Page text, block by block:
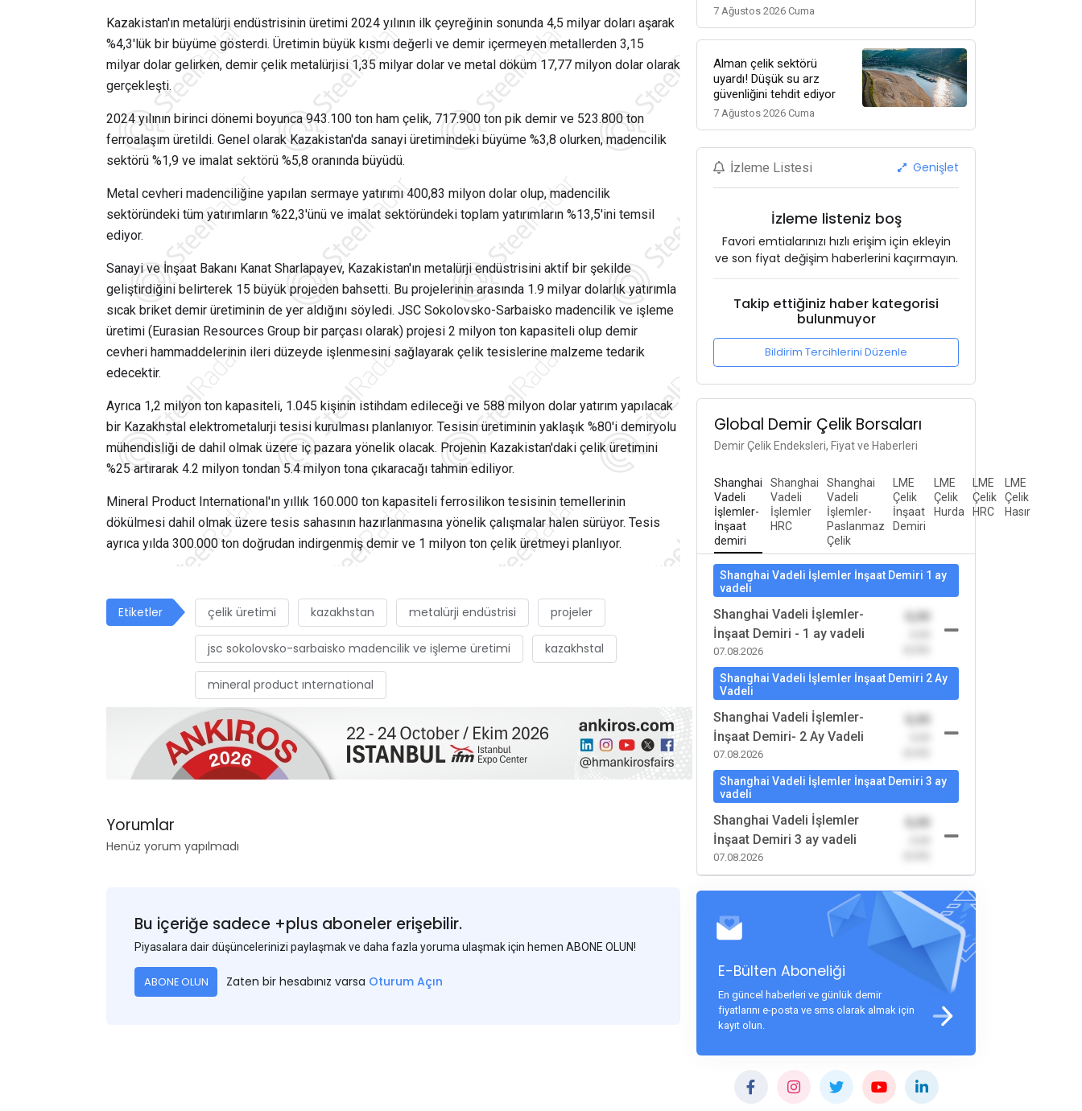
Kazakistan'ın metalürji endüstrisinin üretimi 2024 yılının ilk çeyreğinin sonunda 4,5 milyar doları aşarak
%4,3'lük bir büyüme gösterdi. Üretimin büyük kısmı değerli ve demir içermeyen metallerden 3,15
milyar dolar gelirken, demir çelik metalürjisi 1,35 milyar dolar ve metal döküm 17,77 milyon dolar olarak
gerçekleşti.
2024 yılının birinci dönemi boyunca 943.100 ton ham çelik, 717.900 ton pik demir ve 523.800 ton
ferroalaşım üretildi. Genel olarak Kazakistan'da sanayi üretimindeki büyüme %3,8 olurken, madencilik
sektörü %1,9 ve imalat sektörü %5,8 oranında büyüdü.
Metal cevheri madenciliğine yapılan sermaye yatırımı 400,83 milyon dolar olup, madencilik
sektöründeki tüm yatırımların %22,3'ünü ve imalat sektöründeki toplam yatırımların %13,5'ini temsil
ediyor.
Sanayi ve İnşaat Bakanı Kanat Sharlapayev, Kazakistan'ın metalürji endüstrisini aktif bir şekilde
geliştirdiğini belirterek 15 büyük projeden bahsetti. Bu projelerinin arasında 1.9 milyar dolarlık yatırımla
sıcak briket demir üretiminin de yer aldığını söyledi. JSC Sokolovsko-Sarbaisko madencilik ve işleme
üretimi (Eurasian Resources Group bir parçası olarak) projesi 2 milyon ton kapasiteli olup demir
cevheri hammaddelerinin ileri düzeyde işlenmesini sağlayarak çelik tesislerine malzeme tedarik
edecektir.
Ayrıca 1,2 milyon ton kapasiteli, 1.045 kişinin istihdam edileceği ve 588 milyon dolar yatırım yapılacak
bir Kazakhstal elektrometalurji tesisi kurulması planlanıyor. Tesisin üretiminin yaklaşık %80'i demiryolu
mühendisliği de dahil olmak üzere iç pazara yönelik olacak. Projenin Kazakistan'daki çelik üretimini
%25 artırarak 4.2 milyon tondan 5.4 milyon tona çıkaracağı tahmin ediliyor.
Mineral Product International'ın yıllık 160.000 ton kapasiteli ferrosilikon tesisinin temellerinin
dökülmesi dahil olmak üzere tesis sahasının hazırlanmasına yönelik çalışmalar halen sürüyor. Tesis
ayrıca yılda 300.000 ton doğrudan indirgenmiş demir ve 1 milyon ton çelik üretmeyi planlıyor.
Etiketler çelik üretimi kazakhstan metalürji endüstrisi projeler
jsc sokolovsko-sarbaisko madencilik ve işleme üretimi kazakhstal
mineral product ınternational
Yorumlar
Henüz yorum yapılmadı
Bu içeriğe sadece +plus aboneler erişebilir.
Piyasalara dair düşüncelerinizi paylaşmak ve daha fazla yoruma ulaşmak için hemen ABONE OLUN!
ABONE OLUN Zaten bir hesabınız varsa Oturum Açın
7 Ağustos 2026 Cuma
Alman çelik sektörü
uyardı! Düşük su arz
güvenliğini tehdit ediyor
7 Ağustos 2026 Cuma
İzleme Listesi Genişlet
İzleme listeniz boş
Favori emtialarınızı hızlı erişim için ekleyin
ve son fiyat değişim haberlerini kaçırmayın.
Takip ettiğiniz haber kategorisi
bulunmuyor
Bildirim Tercihlerini Düzenle
Global Demir Çelik Borsaları
Demir Çelik Endeksleri, Fiyat ve Haberleri
Shanghai
Vadeli
İşlemler-
İnşaat
demiri
Shanghai
Vadeli
İşlemler
HRC
Shanghai
Vadeli
İşlemler-
Paslanmaz
Çelik
LME
Çelik
İnşaat
Demiri
LME
Çelik
Hurda
LME
Çelik
HRC
LME
Çelik
Hasır
Shanghai Vadeli İşlemler İnşaat Demiri 1 ay
vadeli
Shanghai Vadeli İşlemler-
İnşaat Demiri - 1 ay vadeli
07.08.2026
0,00
Shanghai Vadeli İşlemler İnşaat Demiri 2 Ay
Vadeli
Shanghai Vadeli İşlemler-
İnşaat Demiri- 2 Ay Vadeli
07.08.2026
0,00
Shanghai Vadeli İşlemler İnşaat Demiri 3 ay
vadeli
Shanghai Vadeli İşlemler
İnşaat Demiri 3 ay vadeli
07.08.2026
0,00
E-Bülten Aboneliği
En güncel haberleri ve günlük demir
fiyatlarını e-posta ve sms olarak almak için
kayıt olun.